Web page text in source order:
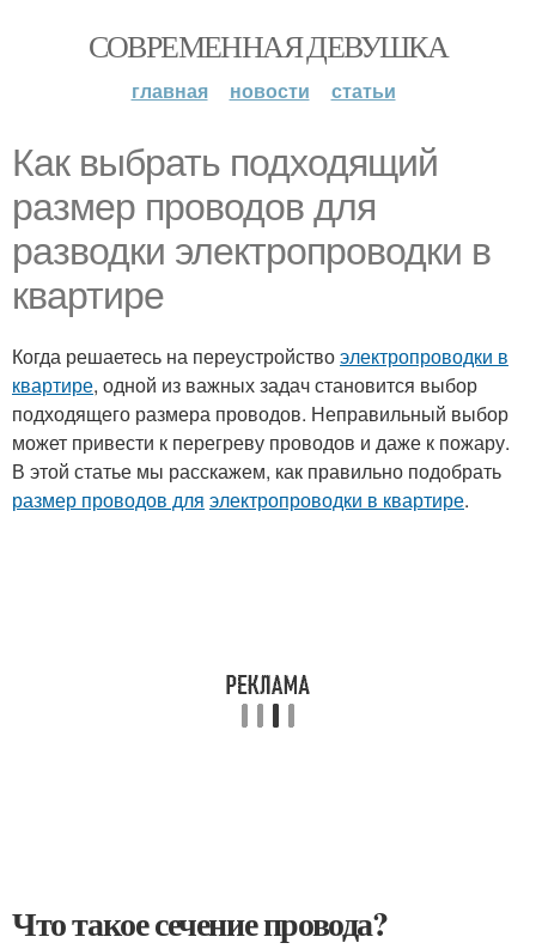
СОВРЕМЕННАЯ ДЕВУШКА
главная новости статьи
Как выбрать подходящий
размер проводов для
разводки электропроводки в
квартире
Когда решаетесь на переустройствоэлектропроводки в
квартире, одной из важных задач становится выбор
подходящего размера проводов. Неправильный выбор
может привести к перегреву проводов и даже к пожару.
В этой статье мы расскажем, как правильно подобрать
размер проводов для электропроводки в квартире.
Что такое сечение провода?